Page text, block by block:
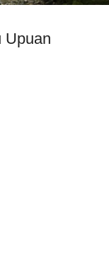
Upuan